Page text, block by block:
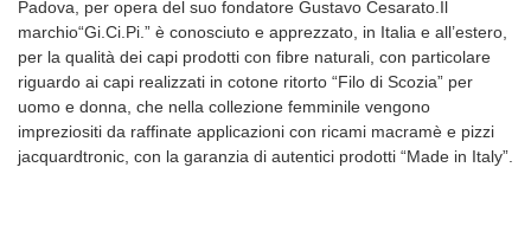
Padova, per opera del suo fondatore Gustavo Cesarato.Il
marchio“Gi.Ci.Pi.” è conosciuto e apprezzato, in Italia e all’estero,
per la qualità dei capi prodotti con fibre naturali, con particolare
riguardo ai capi realizzati in cotone ritorto “Filo di Scozia” per
uomo e donna, che nella collezione femminile vengono
impreziositi da raffinate applicazioni con ricami macramè e pizzi
jacquardtronic, con la garanzia di autentici prodotti “Made in Italy”.